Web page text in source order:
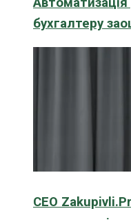
бухгалтеру
CEO